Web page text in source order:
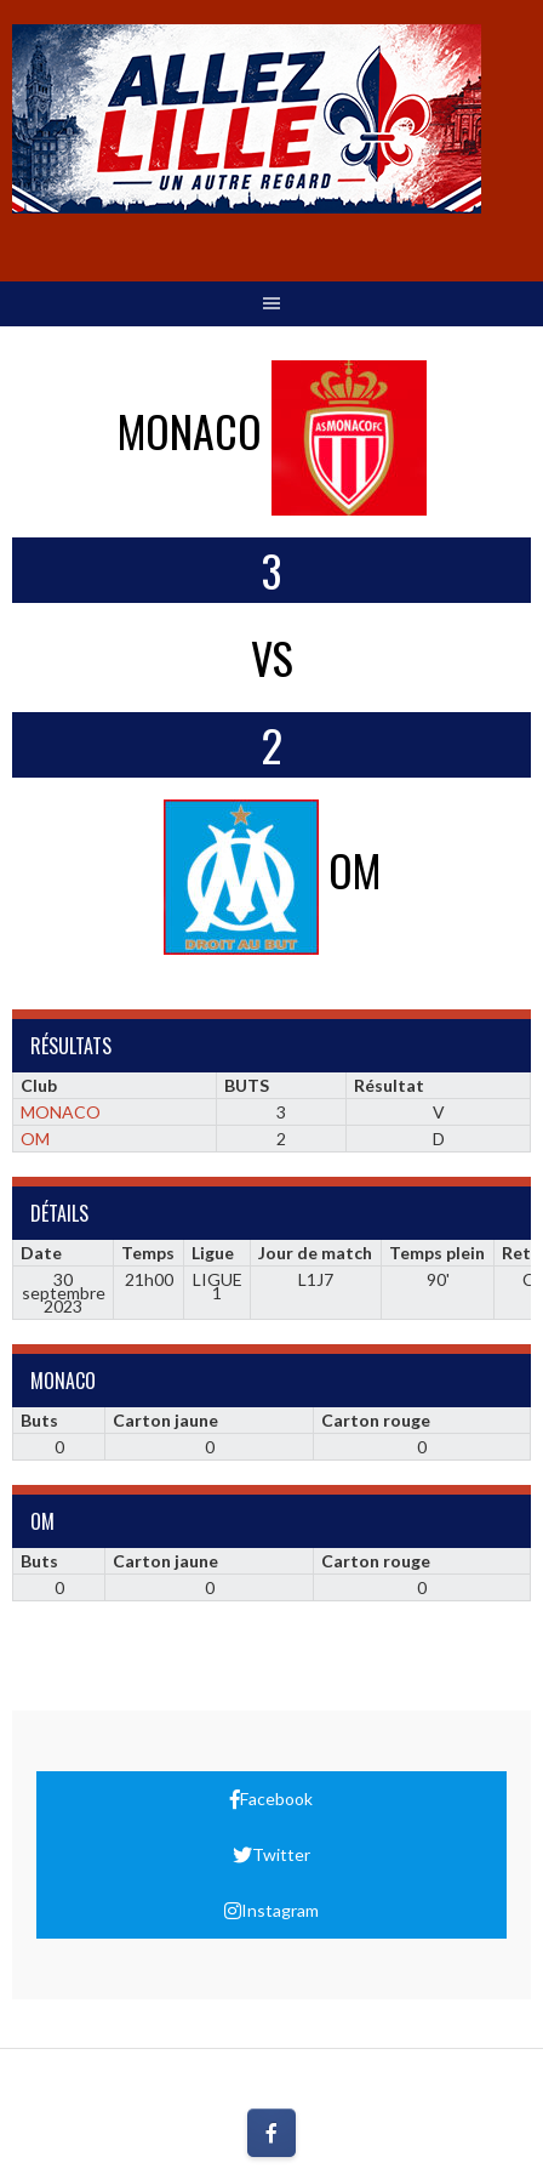
MONACO
3
VS
2
OM
RÉSULTATS
Club BUTS
Résultat
MONACO
3
V
OM
2 D
DÉTAILS
Date Temps Ligue Jour de match Temps plein
30
septembre
2023
21h00 LIGUE
1
L1J7 90'
MONACO
Buts Carton jaune
Carton rouge
0
0 0
OM
Buts Carton jaune
Carton rouge
0
0 0
Facebook
Twitter
Instagram